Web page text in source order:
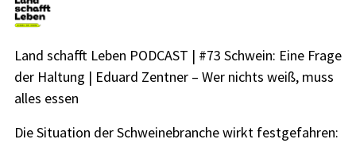
Land schafft Leben PODCAST | #73 Schwein: Eine Frage
der Haltung | Eduard Zentner – Wer nichts weiß, muss
alles essen
Die Situation der Schweinebranche wirkt festgefahren: